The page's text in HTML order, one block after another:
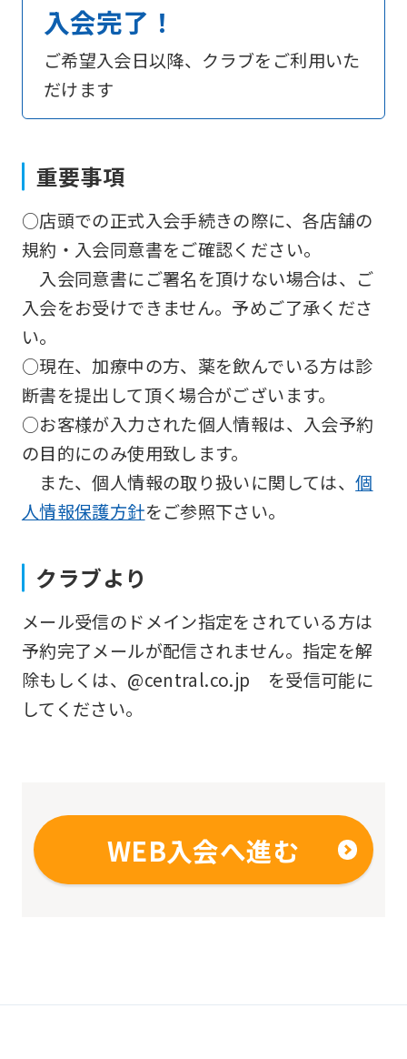
入会完了！
ご希望入会日以降、クラブをご利用いた
だけます
重要事項
○店頭での正式入会手続きの際に、各店舗の
規約・入会同意書をご確認ください。
入会同意書にご署名を頂けない場合は、ご
入会をお受けできません。予めご了承くださ
い。
○現在、加療中の方、薬を飲んでいる方は診
断書を提出して頂く場合がございます。
○お客様が入力された個人情報は、入会予約
の目的にのみ使用致します。
また、個人情報の取り扱いに関しては、個
人情報保護方針をご参照下さい。
クラブより
メール受信のドメイン指定をされている方は
予約完了メールが配信されません。指定を解
除もしくは、@central.co.jp を受信可能に
してください。
WEB入会へ進む
if
use
service,
the
Japanese
version
of
this
website
will
be
translated
mechanically,
may
not
be
translation
may